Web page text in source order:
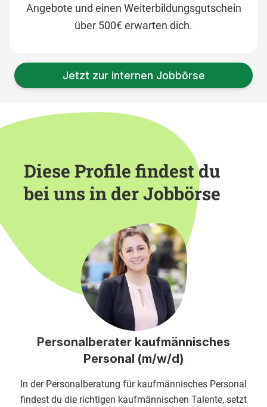
Angebote und einen Weiterbildungsgutschein
über 500€ erwarten dich.
Jetzt zur internen Jobbörse
Diese Profile findest du
bei uns in der Jobbörse
Personalberater kaufmännisches
Personal (m/w/d)
In der Personalberatung für kaufmännisches Personal
findest du die richtigen kaufmännischen Talente, setzt